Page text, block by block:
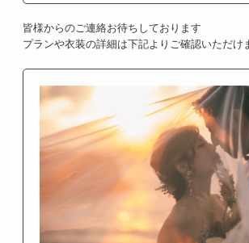
皆様からのご連絡お待ちしております
プランや衣装の詳細は下記よりご確認いただけ